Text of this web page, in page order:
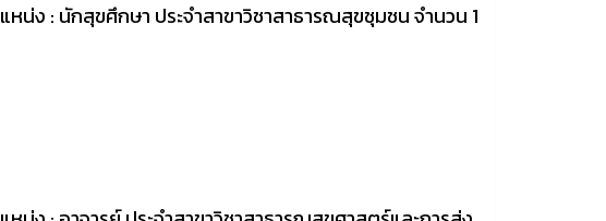
น่ง : นักสุขศึกษา ประจำสาขาวิชาสาธารณสุขชุมชน จำนวน 1